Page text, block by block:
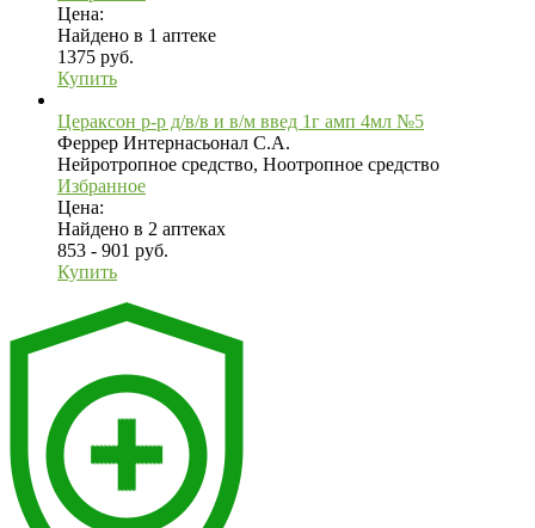
Цена:
Найдено в 1 аптеке
1375 руб.
Купить
Цераксон р-р д/в/в и в/м введ 1г амп 4мл №5
Феррер Интернасьонал С.А.
Нейротропное средство, Ноотропное средство
Избранное
Цена:
Найдено в 2 аптеках
853 - 901 руб.
Купить